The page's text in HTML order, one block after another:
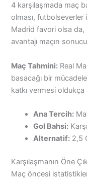
4 karşılaşmada maç
olması,
Madrid favori olsa da,
avantajı maçın
Maç Tahmini: Real
basacağı bir
katkı vermesi
Ana Tercih:
Gol Bahsi:
Alternatif: 2,5
Karşılaşmanın Öne
Maç öncesi